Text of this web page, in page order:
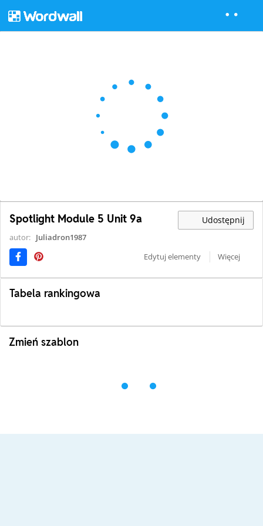
Spotlight Module 5 Unit 9a Udostępnij
autor: Juliadron1987
Edytuj elementy
Więcej
Tabela rankingowa
Zmień szablon